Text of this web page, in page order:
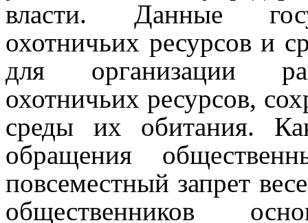
власти. Данные
охотничьих ресурсов и
для организации
охотничьих ресурсов,
среды их обитания.
обращения
повсеместный запрет
общественников